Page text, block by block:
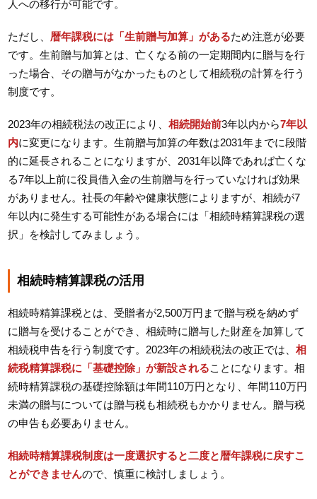
人への移行が可能です。
ただし、 暦年課税には「生前贈与加算」があるため注意が必要
です。生前贈与加算とは、亡くなる前の一定期間内に贈与を行
った場合、その贈与がなかったものとして相続税の計算を行う
制度です。
2023年の相続税法の改正により、相続開始前3年以内から7年以
内に変更になります。生前贈与加算の年数は2031年までに段階
的に延長されることになりますが、2031年以降であれば亡くな
る7年以上前に役員借入金の生前贈与を行っていなければ効果
がありません。社長の年齢や健康状態によりますが、相続が7
年以内に発生する可能性がある場合には「相続時精算課税の選
択」を検討してみましょう。
相続時精算課税の活用
相続時精算課税とは、受贈者が2,500万円まで贈与税を納めず
に贈与を受けることができ、相続時に贈与した財産を加算して
相続税申告を行う制度です。2023年の相続税法の改正では、相
続税精算課税に「基礎控除」が新設されることになります。相
続時精算課税の基礎控除額は年間110万円となり、年間110万円
未満の贈与については贈与税も相続税もかかりません。贈与税
の申告も必要ありません。
相続時精算課税制度は一度選択すると二度と暦年課税に戻すこ
とができませんので、慎重に検討しましょう。